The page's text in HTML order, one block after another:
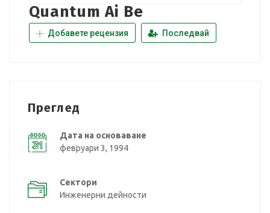
Quantum Ai Be
Добавете рецензия Последвай
Преглед
Дата на основаване
февруари 3, 1994
Сектори
Инженерни дейности